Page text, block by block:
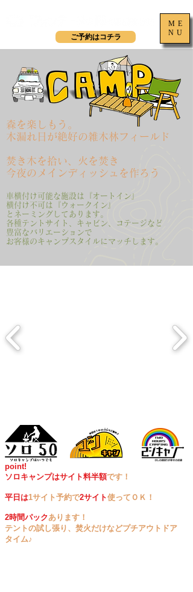
ご予約はコチラ
ME
NU
森を楽しもう。
木漏れ日が絶好の雑木林フィールド
焚き木を拾い、火を焚き
今夜のメインディッシュを作ろう
車横付け可能な施設は『オートイン』
横付け不可は『ウォークイン』
とネーミングしてあります。
各種テントサイト、キャビン、コテージなど
豊富なバリエーションで
お客様のキャンプスタイルにマッチします。
point!
ソロキャンプはサイト料半額です！
平日は1サイト予約で2サイト使ってＯＫ！
2時間パックあります！
テントの試し張り、 焚火だけなどプチアウトドア
タイム♪